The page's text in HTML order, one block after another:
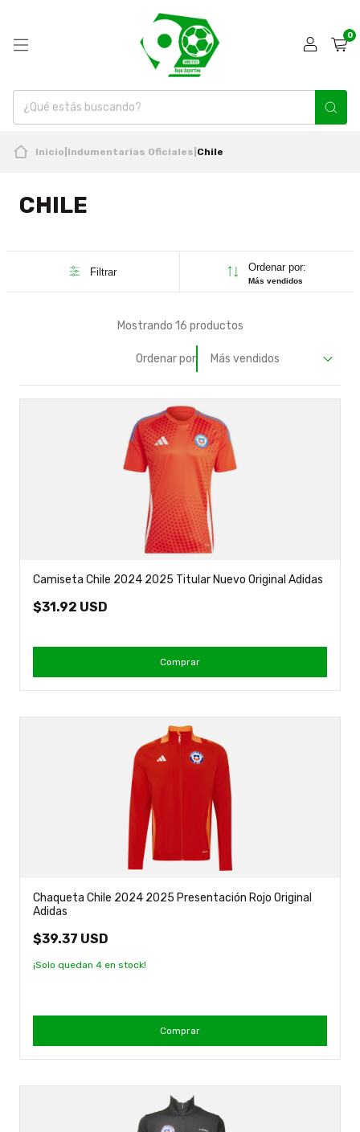
0
Inicio Indumentarias Oficiales Chile
CHILE
Filtrar Ordenar por:
Más vendidos
Mostrando 16 productos
Ordenar por
Camiseta Chile 2024 2025 Titular Nuevo Original Adidas
$31.92 USD
Comprar
Chaqueta Chile 2024 2025 Presentación Rojo Original
Adidas
$39.37 USD
¡Solo quedan 4 en stock!
Comprar